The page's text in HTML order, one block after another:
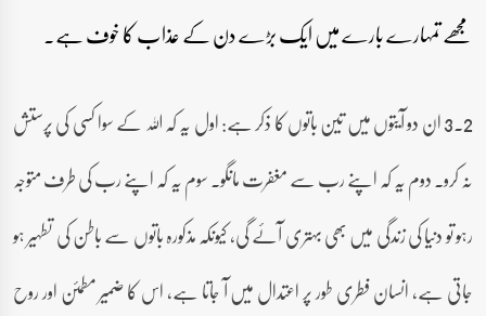
مجھے تمہارے بارے میں ایک بڑے دن کے عذاب کا خوف ہے۔
2۔3 ان دو آیتوں میں تین باتوں کا ذکر ہے: اول یہ کہ اللہ کے سوا کسی کی پرستش
نہ کرو۔ دوم یہ کہ اپنے رب سے مغفرت مانگو۔ سوم یہ کہ اپنے رب کی طرف متوجہ
رہو تو دنیا کی زندگی میں بھی بہتری آئے گی، کیونکہ مذکورہ باتوں سے باطن کی تطہیر ہو
جاتی ہے، انسان فطری طور پر اعتدال میں آ جاتا ہے، اس کا ضمیر مطمئن اور روح